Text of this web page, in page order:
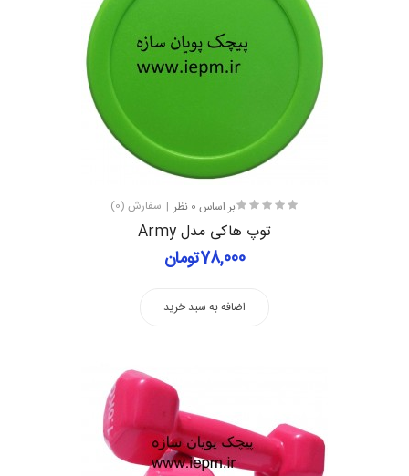
بر اساس 0 نظر سفارش (0)
توپ هاکی مدل Army
78,000تومان
اضافه به سبد خرید